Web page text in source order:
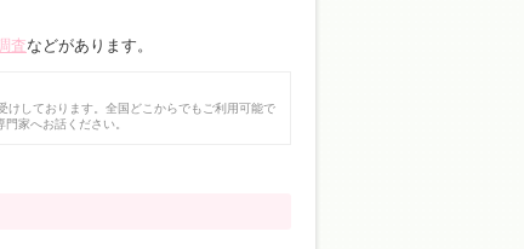
査などがあります。
しております。全国どこからでもご利用可能で
家へお話ください。